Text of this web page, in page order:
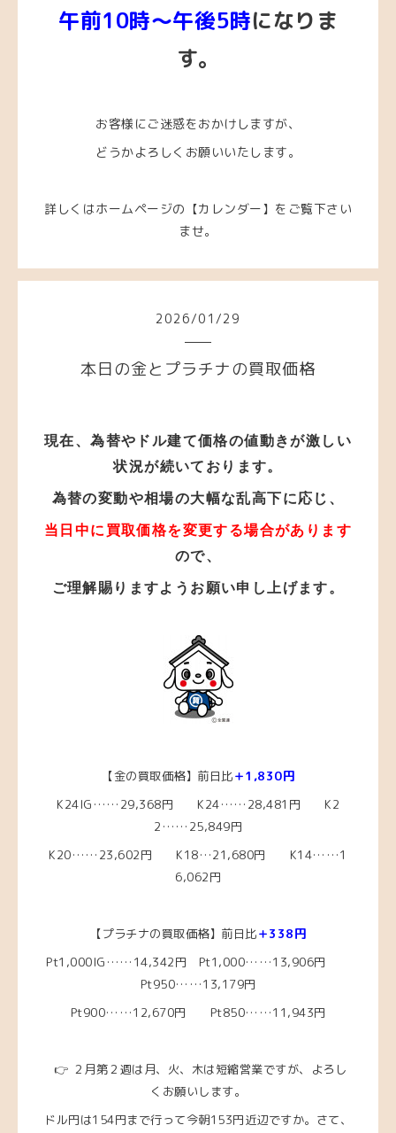
午前10時～午後5時になりま
す。
お客様にご迷惑をおかけしますが、
どうかよろしくお願いいたします。
詳しくはホームページの【カレンダー】をご覧下さい
ませ。
2026/01 /29
本日の金とプラチナの買取価格
現在、為替やドル建て価格の値動きが激しい
状況が続いております。
為替の変動や相場の大幅な乱高下に応じ、
当日中に買取価格を変更する場合があります
ので、
ご理解賜りますようお願い申し上げます。
【金の買取価格】前日比＋1,830円
K24IG……29,368円 K24……28,481 円 K2
2……25,849円
K20……23,602円 K18…21,680円 K14……1
6,062円
【プラチナの買取価格】前日比＋338円
Pt1,000IG……14,342円 Pt1,000……13,906円
Pt950……13,179円
Pt900……12,670円 Pt850……11,943円
👉 ２月第２週は月、火、木は短縮営業ですが、よろし
くお願いします。
ドル円は154円まで行って今朝153円近辺ですか。さて、